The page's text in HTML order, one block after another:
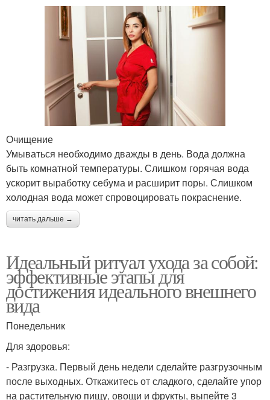
Очищение
Умываться необходимо дважды в день. Вода должна
быть комнатной температуры. Слишком горячая вода
ускорит выработку себума и расширит поры. Слишком
холодная вода может спровоцировать покраснение.
читать дальше →
Идеальный ритуал ухода за собой:
эффективные этапы для
достижения идеального внешнего
вида
Понедельник
Для здоровья:
- Разгрузка. Первый день недели сделайте разгрузочным
после выходных. Откажитесь от сладкого, сделайте упор
на растительную пищу, овощи и фрукты, выпейте 3